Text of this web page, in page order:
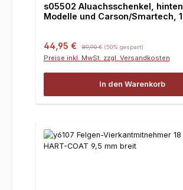
s05502 Aluachsschenkel,
Modelle und Carson/Smartech,
Verkaufspreis:
44,95 € 89,90 € (50% gespart)
Preise inkl. MwSt. zzgl. Versandkosten
In den Warenkorb